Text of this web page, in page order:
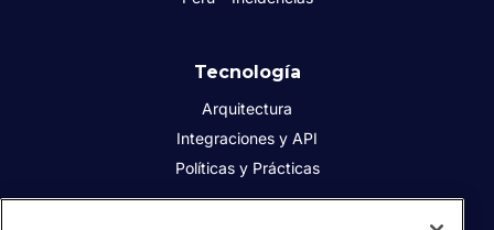
Tecnología
Arquitectura
Integraciones y API
Políticas y Prácticas